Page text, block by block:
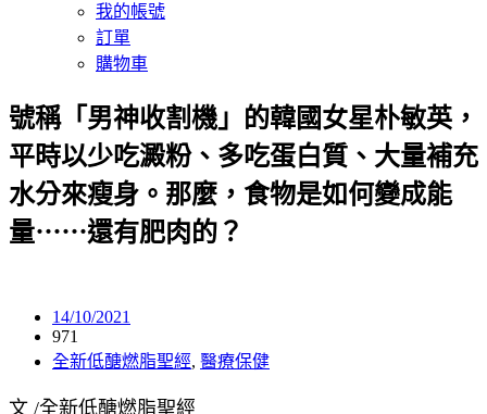
我的帳號
訂單
購物車
號稱「男神收割機」的韓國女星朴敏英，
平時以少吃澱粉、多吃蛋白質、大量補充
水分來瘦身。那麼，食物是如何變成能
量⋯⋯還有肥肉的？
14/10/2021
971
全新低醣燃脂聖經, 醫療保健
文 /全新低醣燃脂聖經